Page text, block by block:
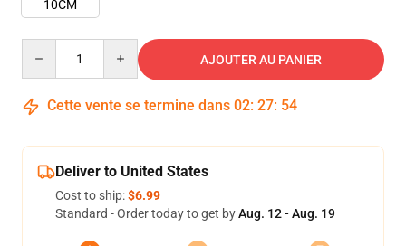
10CM
AJOUTER AU PANIER
Cette vente se termine dans 02: 27: 53
Deliver to United States
Cost to ship:$6.99
Standard - Order today to get byAug. 12 - Aug. 19